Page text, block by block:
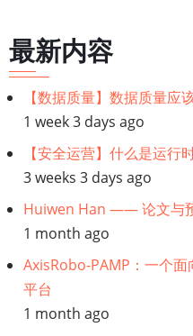
链
接：
【主
数
据
管
理】
最新内容
【数据质量】数据质量应
1 week 3 days ago
【安全运营】什么是运行
3 weeks 3 days ago
Huiwen Han —— 论文与
1 month ago
AxisRobo-PAMP：一个
平台
1 month ago